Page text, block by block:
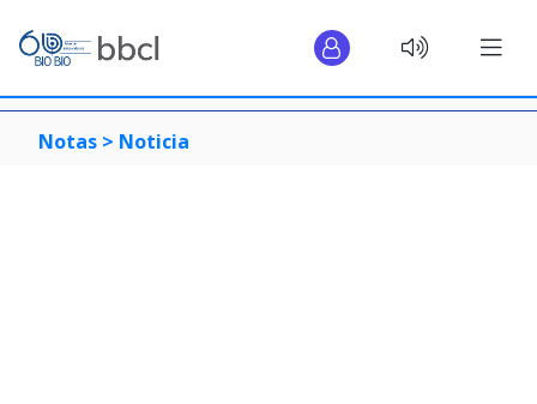
Notas > Noticia